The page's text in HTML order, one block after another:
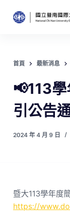
跳
至
內
首頁 最新消息
📢113
引公告
2024 年 4 月 9 日
暨大113學年度
https://